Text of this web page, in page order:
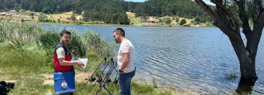
KÜLTÜR SANAT
MAGAZİN